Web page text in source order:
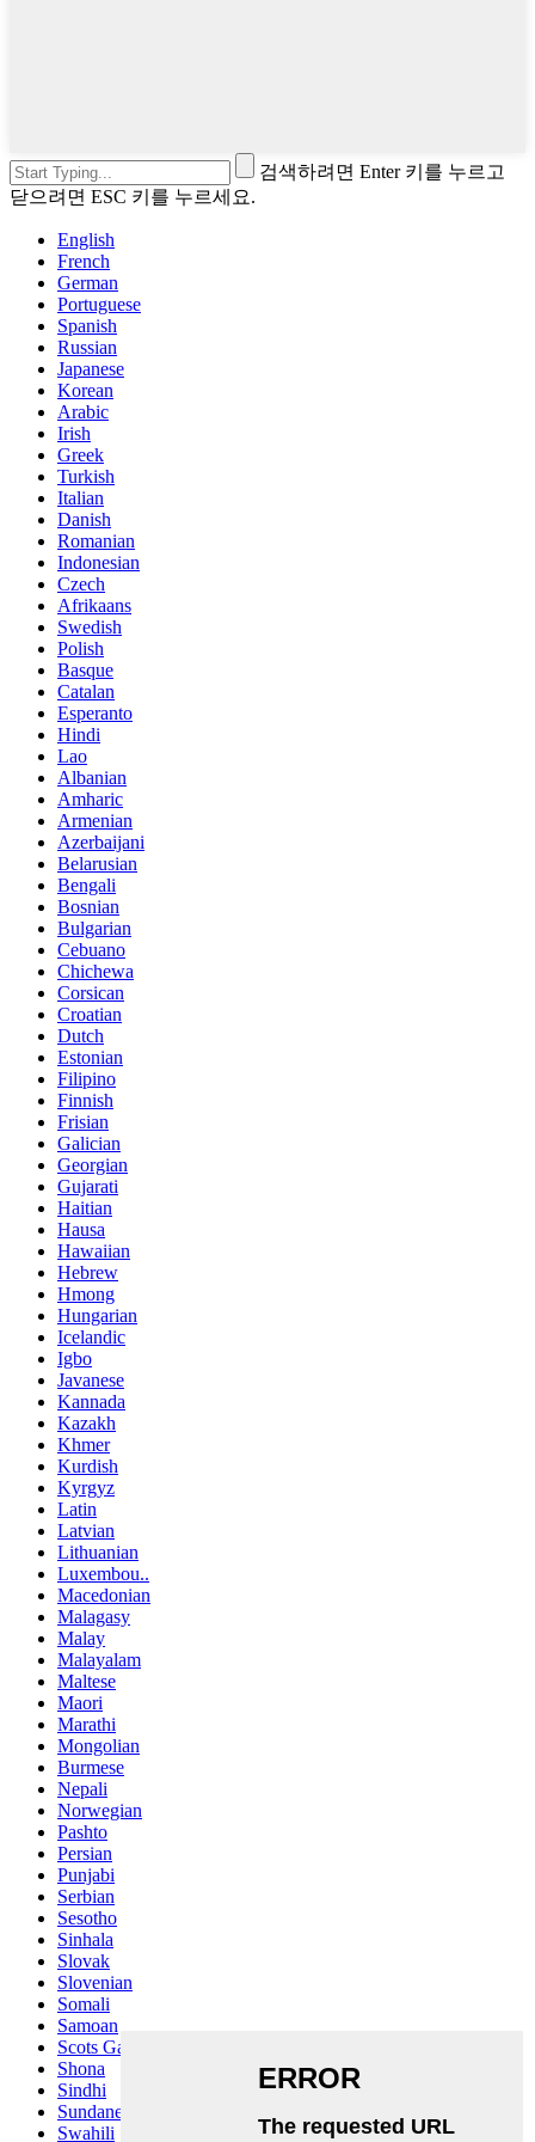
검색하려면 Enter 키를 누르고
닫으려면 ESC 키를 누르세요.
English
French
German
Portuguese
Spanish
Russian
Japanese
Korean
Arabic
Irish
Greek
Turkish
Italian
Danish
Romanian
Indonesian
Czech
Afrikaans
Swedish
Polish
Basque
Catalan
Esperanto
Hindi
Lao
Albanian
Amharic
Armenian
Azerbaijani
Belarusian
Bengali
Bosnian
Bulgarian
Cebuano
Chichewa
Corsican
Croatian
Dutch
Estonian
Filipino
Finnish
Frisian
Galician
Georgian
Gujarati
Haitian
Hausa
Hawaiian
Hebrew
Hmong
Hungarian
Icelandic
Igbo
Javanese
Kannada
Kazakh
Khmer
Kurdish
Kyrgyz
Latin
Latvian
Lithuanian
Luxembou..
Macedonian
Malagasy
Malay
Malayalam
Maltese
Maori
Marathi
Mongolian
Burmese
Nepali
Norwegian
Pashto
Persian
Punjabi
Serbian
Sesotho
Sinhala
Slovak
Slovenian
Somali
Samoan
Scots Gaelic
Shona
Sindhi
Sundanese
Swahili